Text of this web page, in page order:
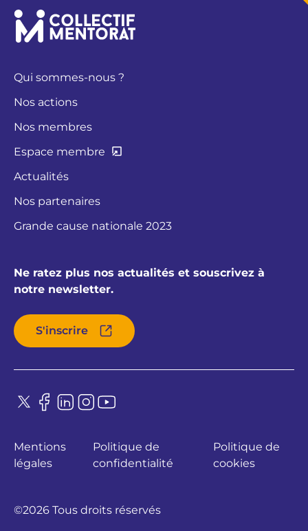
Qui sommes-nous ?
Nos actions
Nos membres
Espace membre
Actualités
Nos partenaires
Grande cause nationale 2023
Ne ratez plus nos actualités et souscrivez à
notre newsletter.
S'inscrire
©2026 Tous droits réservés
Mentions
légales
Politique de
confidentialité
Politique de
cookies